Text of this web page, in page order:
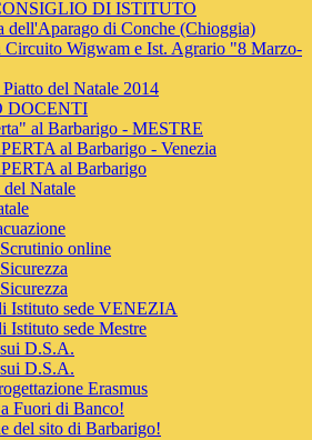
DI ISTITUTO
dell'Aparago di Conche (Chioggia)
Circuito Wigwam e Ist. Agrario "8 Marzo-
del Natale 2014
DOCENTI
al Barbarigo - MESTRE
al Barbarigo - Venezia
al Barbarigo
Natale
online
Istituto sede VENEZIA
Istituto sede Mestre
D.S.A.
D.S.A.
Erasmus
Fuori di Banco!
del sito di Barbarigo!